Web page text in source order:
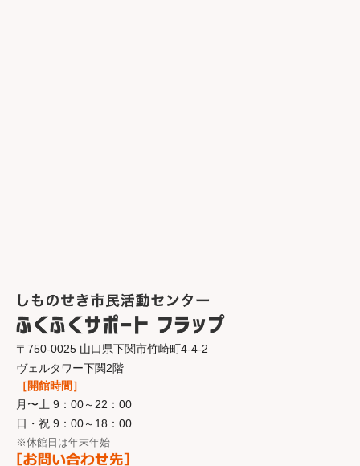
〒750-0025 山口県下関市竹崎町4-4-2
ヴェルタワー下関2階
［開館時間］
月〜土 9：00～22：00
日・祝 9：00～18：00
※休館日は年末年始